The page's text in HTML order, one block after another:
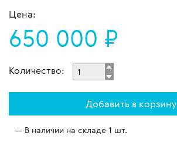
Цена:
650 000 ₽
Количество:
Добавить в корзину
В наличии на складе 1 шт.